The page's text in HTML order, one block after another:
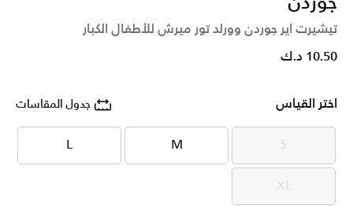
تيشيرت اير جوردن وورلد تور ميرش للأطفال الكبار
10.50 د.ك
اختر القياس جدول المقاسات
S
S
M
M
L
L
XL
XL